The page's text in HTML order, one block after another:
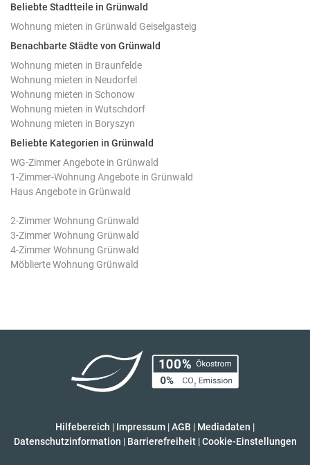
Beliebte Stadtteile in Grünwald
Wohnung mieten in Grünwald Geiselgasteig
Benachbarte Städte von Grünwald
Wohnung mieten in Braunfelde
Wohnung mieten in Neudorfel
Wohnung mieten in Schonow
Wohnung mieten in Wutschdorf
Wohnung mieten in Boryszyn
Beliebte Kategorien in Grünwald
WG-Zimmer Angebote in Grünwald
1-Zimmer-Wohnung Angebote in Grünwald
Haus Angebote in Grünwald
2-Zimmer Wohnung Grünwald
3-Zimmer Wohnung Grünwald
4-Zimmer Wohnung Grünwald
Möblierte Wohnung Grünwald
Hilfebereich | Impressum |AGB | Mediadaten |
Datenschutzinformation | Barrierefreiheit | Cookie-Einstellungen